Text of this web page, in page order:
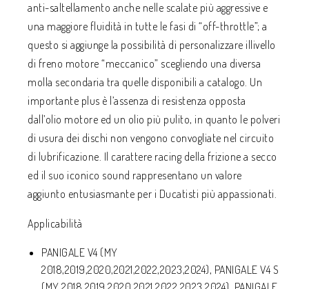
anti-saltellamento anche nelle scalate più aggressive e
una maggiore fluidità in tutte le fasi di “off-throttle”; a
questo si aggiunge la possibilità di personalizzare illivello
di freno motore “meccanico” scegliendo una diversa
molla secondaria tra quelle disponibili a catalogo. Un
importante plus è l’assenza di resistenza opposta
dall’olio motore ed un olio più pulito, in quanto le polveri
di usura dei dischi non vengono convogliate nel circuito
di lubrificazione. Il carattere racing della frizione a secco
ed il suo iconico sound rappresentano un valore
aggiunto entusiasmante per i Ducatisti più appassionati.
Applicabilità
PANIGALE V4 (MY
2018,2019,2020,2021,2022,2023,2024), PANIGALE V4 S